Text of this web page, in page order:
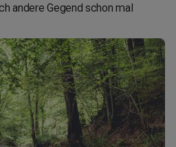
andere Gegend schon mal